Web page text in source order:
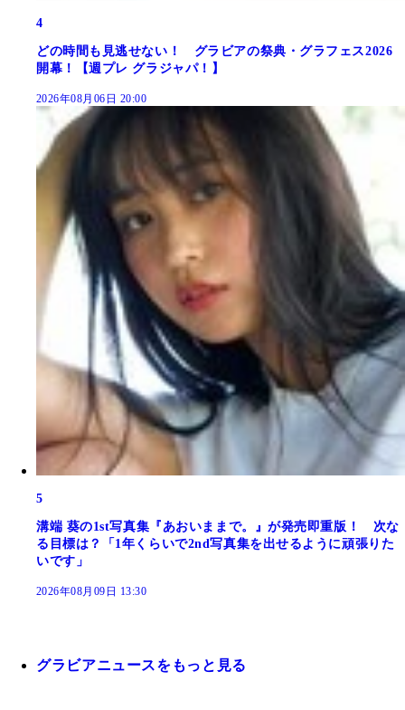
4
どの時間も見逃せない！ グラビアの祭典・グラフェス2026
開幕！【週プレ グラジャパ！】
2026年08月06日 20:00
5
溝端 葵の1st写真集『あおいままで。』が発売即重版！ 次な
る目標は？「1年くらいで2nd写真集を出せるように頑張りた
いです」
2026年08月09日 13:30
グラビアニュースをもっと見る